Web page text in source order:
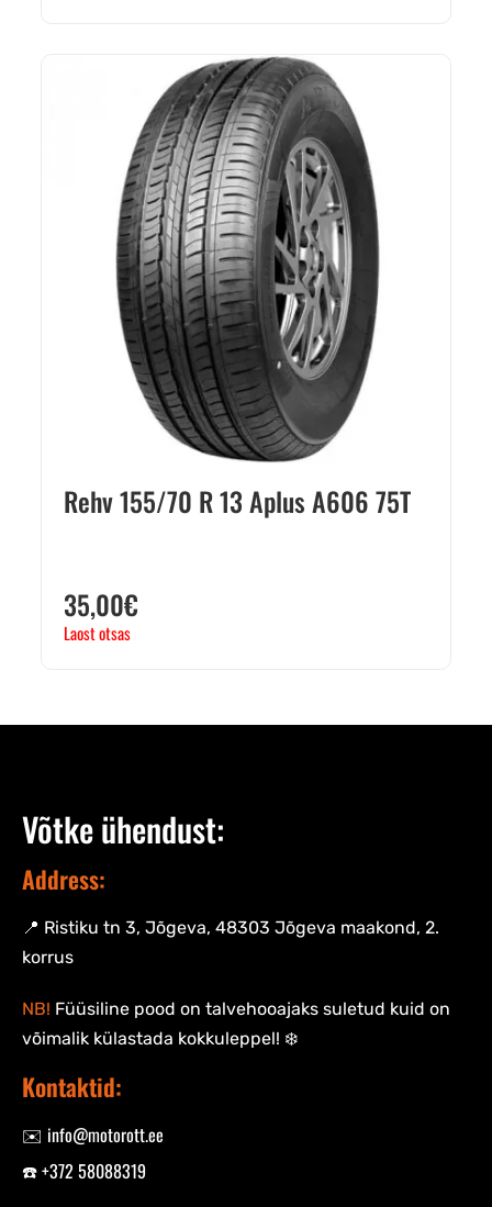
Rehv 155/70 R 13 Aplus A606 75T
35,00€
Laost otsas
Võtke ühendust:
Address:
📍 Ristiku tn 3, Jõgeva, 48303 Jõgeva maakond, 2.
korrus
NB! Füüsiline pood on talvehooajaks suletud kuid on
võimalik külastada kokkuleppel! ❄️
Kontaktid:
✉️ info@motorott.ee
☎️ +372 58088319